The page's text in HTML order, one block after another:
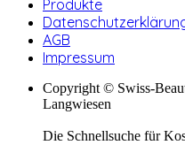
Produkte
AGB
Impressum
Copyright © Swiss-
Langwiesen
Die Schnellsuche für